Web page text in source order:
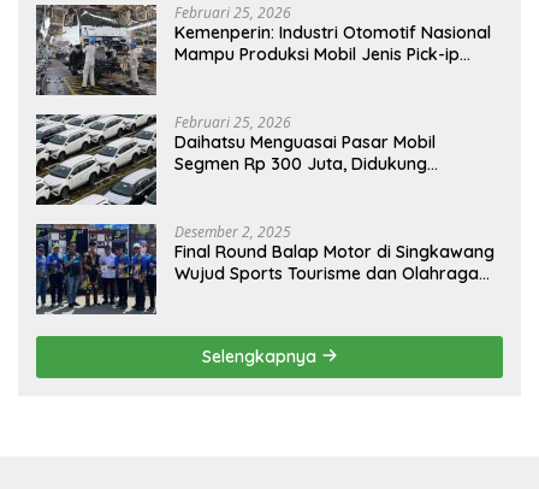
Februari 25, 2026
Kemenperin: Industri Otomotif Nasional
Mampu Produksi Mobil Jenis Pick-ip
Februari 25, 2026
Daihatsu Menguasai Pasar Mobil
Segmen Rp 300 Juta, Didukung
Desember 2, 2025
Final Round Balap Motor di Singkawang
Wujud Sports Tourisme dan Olahraga
Selengkapnya